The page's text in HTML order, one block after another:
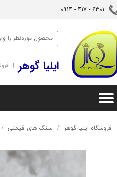
تغییر گذر واژه
سفارشات
خروج از حساب کاربری
6301 - 417 - 0914​​​​​​​
‌ایلیا گوهر |
فروشگاه ایلیا گوهر سنگ های قیمتی